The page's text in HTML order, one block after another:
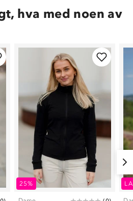
hva med noen av
25%